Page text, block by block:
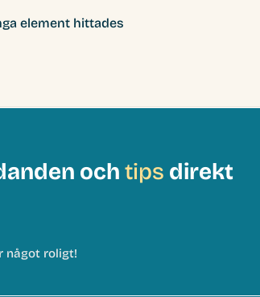
element hittades
och tips direkt
något roligt!